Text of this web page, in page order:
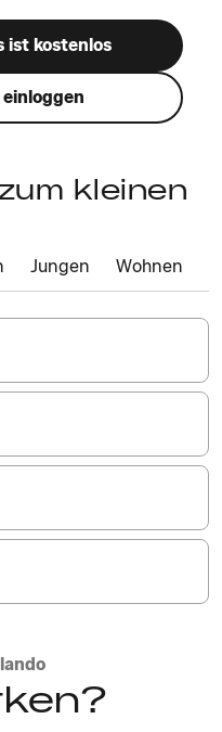
ist kostenlos
kleinen
Jungen Wohnen